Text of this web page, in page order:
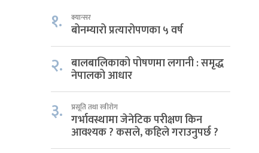
१. क्यान्सर
बोनम्यारो प्रत्यारोपणका ५ वर्ष
२. बालबालिकाको पोषणमा लगानी : समृद्ध
नेपालको आधार
३. प्रसूति तथा स्त्रीरोग
गर्भावस्थामा जेनेटिक परीक्षण किन
आवश्यक ? कसले, कहिले गराउनुपर्छ ?